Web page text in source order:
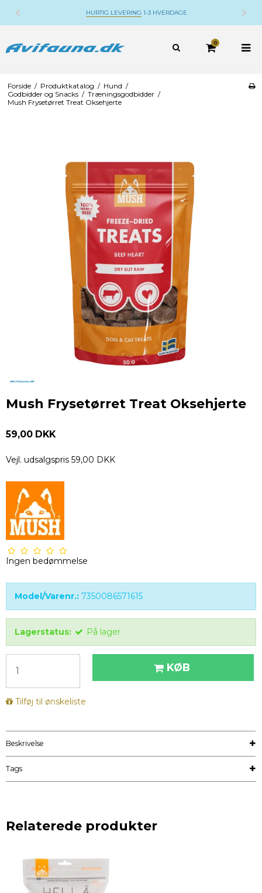
HURTIG LEVERING 1-3 HVERDAGE
0
Forside / Produktkatalog / Hund /
Godbidder og Snacks / Træningsgodbidder /
Mush Frysetørret Treat Oksehjerte
Mush Frysetørret Treat Oksehjerte
59,00 DKK
Vejl. udsalgspris 59,00 DKK
Ingen bedømmelse
Model/Varenr.: 7350086571615
Lagerstatus: På lager
KØB
Tilføj til ønskeliste
Beskrivelse
Tags
Relaterede produkter